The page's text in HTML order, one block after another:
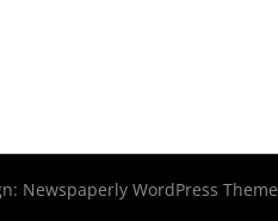
Newspaperly WordPress Theme